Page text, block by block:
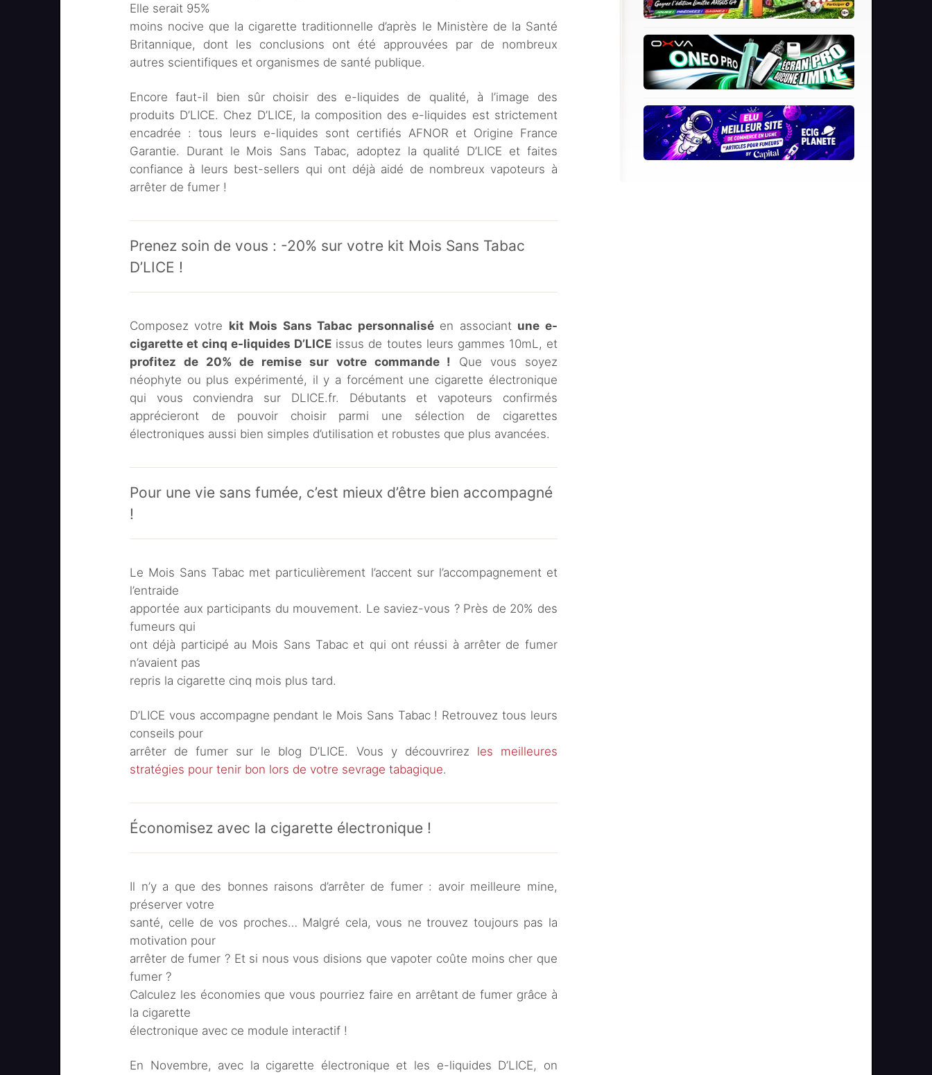
Elle serait 95%
moins nocive que la cigarette traditionnelle d’après le Ministère de la Santé
Britannique, dont les conclusions ont été approuvées par de nombreux
autres scientifiques et organismes de santé publique.
Encore faut-il bien sûr choisir des e-liquides de qualité, à l’image des
produits D’LICE. Chez D’LICE, la composition des e-liquides est strictement
encadrée : tous leurs e-liquides sont certifiés AFNOR et Origine France
Garantie. Durant le Mois Sans Tabac, adoptez la qualité D’LICE et faites
confiance à leurs best-sellers qui ont déjà aidé de nombreux vapoteurs à
arrêter de fumer !
Prenez soin de vous : -20% sur votre kit Mois Sans Tabac
D’LICE !
Composez votre kit Mois Sans Tabac personnaliséen associant une e-
cigarette et cinq e-liquides D’LICE issus de toutes leurs gammes 10mL, et
profitez de 20% de remise sur votre commande !
Que vous soyez
néophyte ou plus expérimenté, il y a forcément une cigarette électronique
qui vous conviendra sur DLICE.fr. Débutants et vapoteurs confirmés
apprécieront de pouvoir choisir parmi une sélection de cigarettes
électroniques aussi bien simples d’utilisation et robustes que plus avancées.
Pour une vie sans fumée, c’est mieux d’être bien accompagné
!
Le Mois Sans Tabac met particulièrement l’accent sur l’accompagnement et
l’entraide
apportée aux participants du mouvement. Le saviez-vous ? Près de 20% des
fumeurs qui
ont déjà participé au Mois Sans Tabac et qui ont réussi à arrêter de fumer
n’avaient pas
repris la cigarette cinq mois plus tard.
D’LICE vous accompagne pendant le Mois Sans Tabac ! Retrouvez tous leurs
conseils pour
arrêter de fumer sur le blog D’LICE. Vous y découvrirez les meilleures
stratégies pour tenir bon lors de votre sevrage tabagique.
Économisez avec la cigarette électronique !
Il n’y a que des bonnes raisons d’arrêter de fumer : avoir meilleure mine,
préserver votre
santé, celle de vos proches… Malgré cela, vous ne trouvez toujours pas la
motivation pour
arrêter de fumer ? Et si nous vous disions que vapoter coûte moins cher que
fumer ?
Calculez les économies que vous pourriez faire en arrêtant de fumer grâce à
la cigarette
électronique avec ce module interactif !
En Novembre, avec la cigarette électronique et les e-liquides D’LICE, on